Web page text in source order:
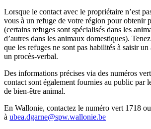
Lorsque le contact avec le propriétaire n’est
vous à un refuge de votre région pour obtenir
(certains refuges sont spécialisés dans les
d’autres dans les animaux domestiques).
que les refuges ne sont pas habilités à saisir
un procès-verbal.
Des informations précises via des numéros
contact sont également fournies au public par
de bien-être animal.
En Wallonie, contactez le numéro vert 1718
à ubea.dgarne@spw.wallonie.be